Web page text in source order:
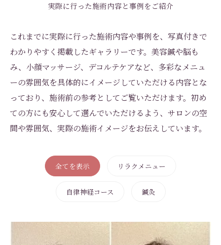
実際に行った施術内容と事例をご紹介
これまでに実際に行った施術内容や事例を、写真付きで
わかりやすく掲載したギャラリーです。美容鍼や脳も
み、小顔マッサージ、デコルテケアなど、多彩なメニュ
ーの雰囲気を具体的にイメージしていただける内容とな
っており、施術前の参考としてご覧いただけます。初め
ての方にも安心して選んでいただけるよう、サロンの空
間や雰囲気、実際の施術イメージをお伝えしています。
全てを表示 リラクメニュー
自律神経コース 鍼灸